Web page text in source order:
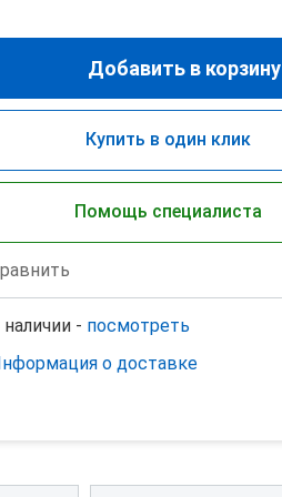
Добавить в корзину
Купить в один клик
Помощь специалиста
наличии - посмотреть
о доставке